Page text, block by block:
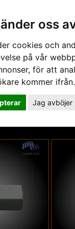
oss
cookies och
på vår
för att
kommer ifrån.
Jag avböjer
› Anslutningar